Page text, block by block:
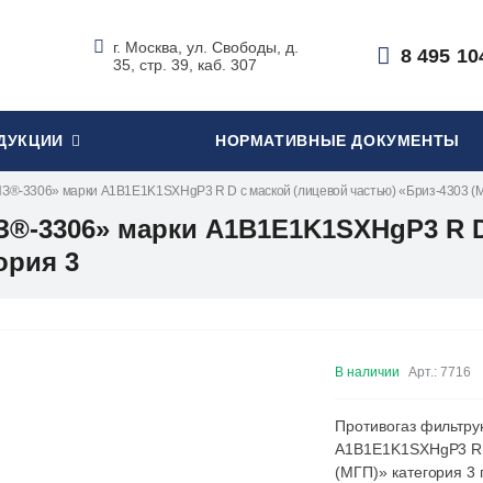
г. Москва, ул. Свободы, д.
35, стр. 39, каб. 307
8 495
НОРМАТИВНЫЕ ДОКУМЕНТЫ
3306» марки A1B1E1K1SXHgP3 R D с маской (лицевой частью) «Бриз-4303
марки A1B1E1K1SXHgP3 R
3
В наличии Арт.: 7716
Противогаз
A1B1E1K1SXHgP3
(МГП)» категория 3